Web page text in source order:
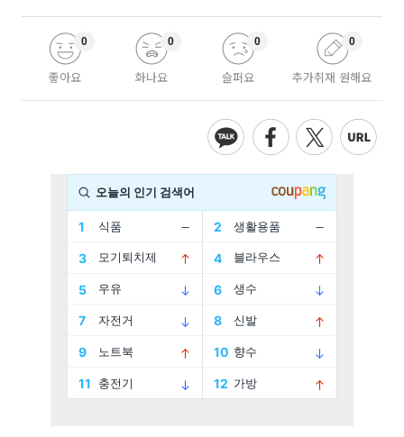
좋아요
0
화나요
0
슬퍼요
0
추가취재 원해요
0